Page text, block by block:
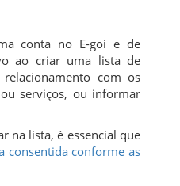
conta no E-goi e de
ao criar uma lista de
com os
serviços, ou informar
na lista, é essencial que
consentida conforme as